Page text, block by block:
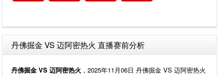
丹佛掘金 VS 迈阿密热火 直播赛前分析
丹佛掘金 VS 迈阿密热火 ，2025年11月06日 丹佛掘金 VS 迈阿密热火